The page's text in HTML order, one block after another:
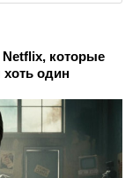
которые
один